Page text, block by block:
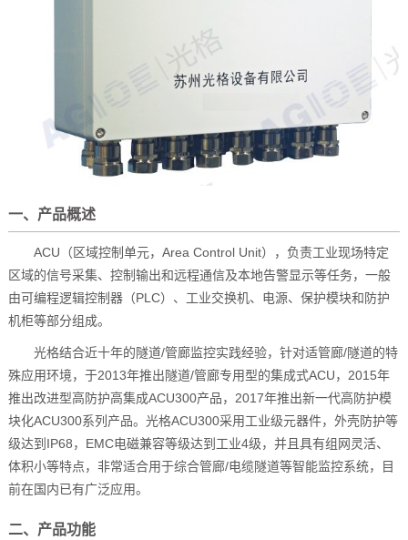
一、产品概述
ACU（区域控制单元，Area Control Unit），负责工业现场特定
区域的信号采集、控制输出和远程通信及本地告警显示等任务，一般
由可编程逻辑控制器（PLC）、工业交换机、电源、保护模块和防护
机柜等部分组成。
光格结合近十年的隧道/管廊监控实践经验，针对适管廊/隧道的特
殊应用环境，于2013年推出隧道/管廊专用型的集成式ACU，2015年
推出改进型高防护高集成ACU300产品，2017年推出新一代高防护模
块化ACU300系列产品。光格ACU300采用工业级元器件，外壳防护等
级达到IP68，EMC电磁兼容等级达到工业4级，并且具有组网灵活、
体积小等特点，非常适合用于综合管廊/电缆隧道等智能监控系统，目
前在国内已有广泛应用。
二、产品功能